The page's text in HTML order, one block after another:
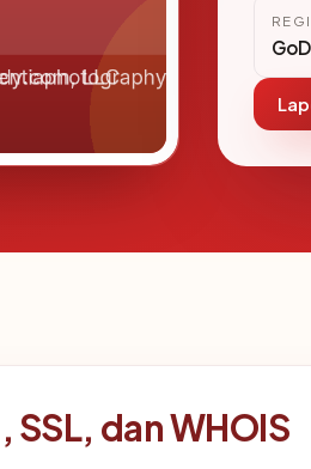
dan WHOIS